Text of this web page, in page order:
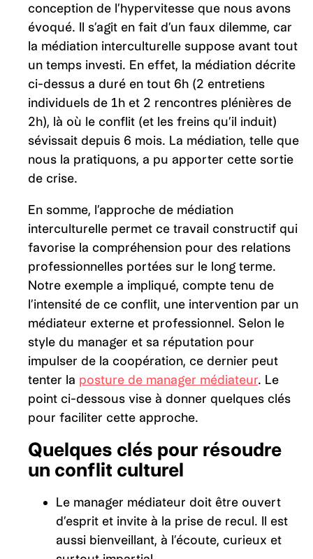
conception de l’hypervitesse que nous avons
évoqué. Il s’agit en fait d’un faux dilemme, car
la médiation interculturelle suppose avant tout
un temps investi. En effet, la médiation décrite
ci-dessus a duré en tout 6h (2 entretiens
individuels de 1h et 2 rencontres plénières de
2h), là où le conflit (et les freins qu’il induit)
sévissait depuis 6 mois. La médiation, telle que
nous la pratiquons, a pu apporter cette sortie
de crise.
En somme, l’approche de médiation
interculturelle permet ce travail constructif qui
favorise la compréhension pour des relations
professionnelles portées sur le long terme.
Notre exemple a impliqué, compte tenu de
l’intensité de ce conflit, une intervention par un
médiateur externe et professionnel. Selon le
style du manager et sa réputation pour
impulser de la coopération, ce dernier peut
tenter la posture de manager médiateur. Le
point ci-dessous vise à donner quelques clés
pour faciliter cette approche.
Quelques clés pour résoudre
un conflit culturel
Le manager médiateur doit être ouvert
d’esprit et invite à la prise de recul. Il est
aussi bienveillant, à l’écoute, curieux et